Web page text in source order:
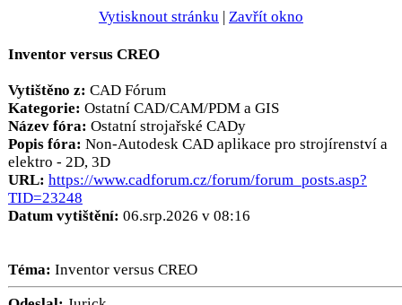
Vytisknout stránku | Zavřít okno
Inventor versus CREO
Vytištěno z: CAD Fórum
Kategorie: Ostatní CAD/CAM/PDM a GIS
Název fóra: Ostatní strojařské CADy
Popis fóra: Non-Autodesk CAD aplikace pro strojírenství a
elektro - 2D, 3D
URL: https://www.cadforum.cz/forum/forum_posts.asp?
TID=23248
Datum vytištění: 06.srp.2026 v 08:16
Téma: Inventor versus CREO